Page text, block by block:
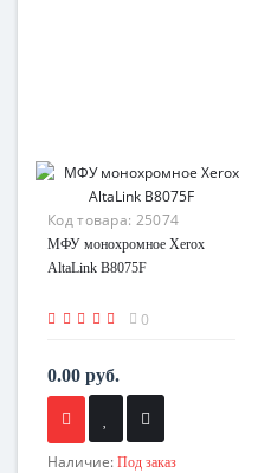
Код товара: 25074
МФУ монохромное Xerox
AltaLink B8075F
0
0.00 руб.
Наличие: Под заказ